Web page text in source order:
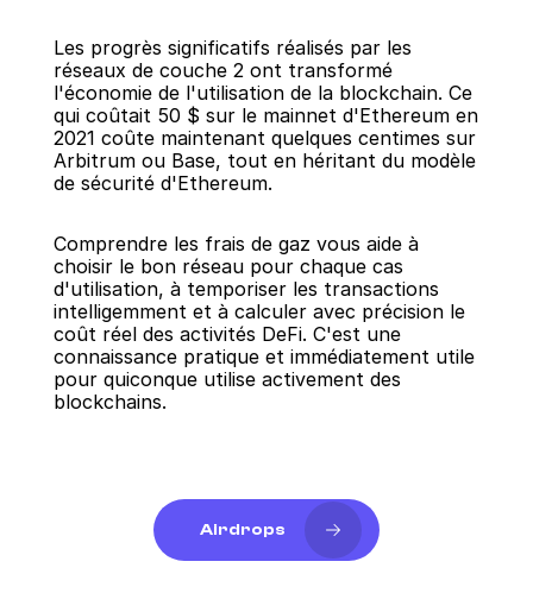
Les progrès significatifs réalisés par les
réseaux de couche 2 ont transformé
l'économie de l'utilisation de la blockchain. Ce
qui coûtait 50 $ sur le mainnet d'Ethereum en
2021 coûte maintenant quelques centimes sur
Arbitrum ou Base, tout en héritant du modèle
de sécurité d'Ethereum.
Comprendre les frais de gaz vous aide à
choisir le bon réseau pour chaque cas
d'utilisation, à temporiser les transactions
intelligemment et à calculer avec précision le
coût réel des activités DeFi. C'est une
connaissance pratique et immédiatement utile
pour quiconque utilise activement des
blockchains.
Airdrops